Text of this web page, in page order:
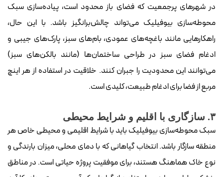
در شهرهای پرجمعیت که فضای باز محدود است، پیاده‌سازی سبک
محوطه‌سازی بیوفیلیک می‌تواند چالش‌برانگیز باشد. با این حال،
راهکارهایی مانند باغچه‌های عمودی، بام‌های سبز، پارک‌های جیبی و
ادغام فضای سبز در طراحی ساختمان‌ها (مانند بالکن‌های سبز)
می‌توانند این محدودیت را جبران کنند. خلاقیت در استفاده از هر اینچ
مربع از فضا برای ادغام طبیعت، کلیدی است.
۳. سازگاری با اقلیم و شرایط محیطی
سبک محوطه‌سازی بیوفیلیک باید با شرایط اقلیمی و محیطی خاص هر
منطقه سازگار باشد. انتخاب گیاهانی که با دمای محلی، میزان بارندگی و
نوع خاک هماهنگ هستند، برای موفقیت پروژه حیاتی است. در مناطق